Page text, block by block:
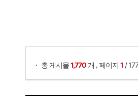
총 게시물1,770 개 ,페이지 1 / 177
보도자료 목록으로 번호, 제목, 작성자, 조회수, 등록일, 첨부파일로 나열 되고 있습니다.